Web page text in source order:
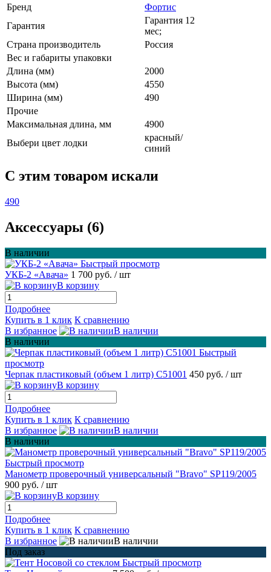
Бренд
Фортис
Гарантия
Гарантия 12
мес;
Страна производитель
Россия
Вес и габариты упаковки
Длина (мм)
2000
Высота (мм)
4550
Ширина (мм)
490
Прочие
Максимальная длина, мм
4900
Выбери цвет лодки
красный/
синий
C этим товаром искали
490
Аксессуары (6)
В наличии
Быстрый просмотр
УКБ-2 «Авача» 1 700 руб. / шт
В корзину
Подробнее
Купить в 1 клик К сравнению
В избранное
В наличии
В наличии
Быстрый
просмотр
Черпак пластиковый (объем 1 литр) С51001 450 руб. / шт
В корзину
Подробнее
Купить в 1 клик К сравнению
В избранное
В наличии
В наличии
Быстрый просмотр
Манометр проверочный универсальный "Bravo" SP119/2005
900 руб. / шт
В корзину
Подробнее
Купить в 1 клик К сравнению
В избранное
В наличии
Под заказ
Быстрый просмотр